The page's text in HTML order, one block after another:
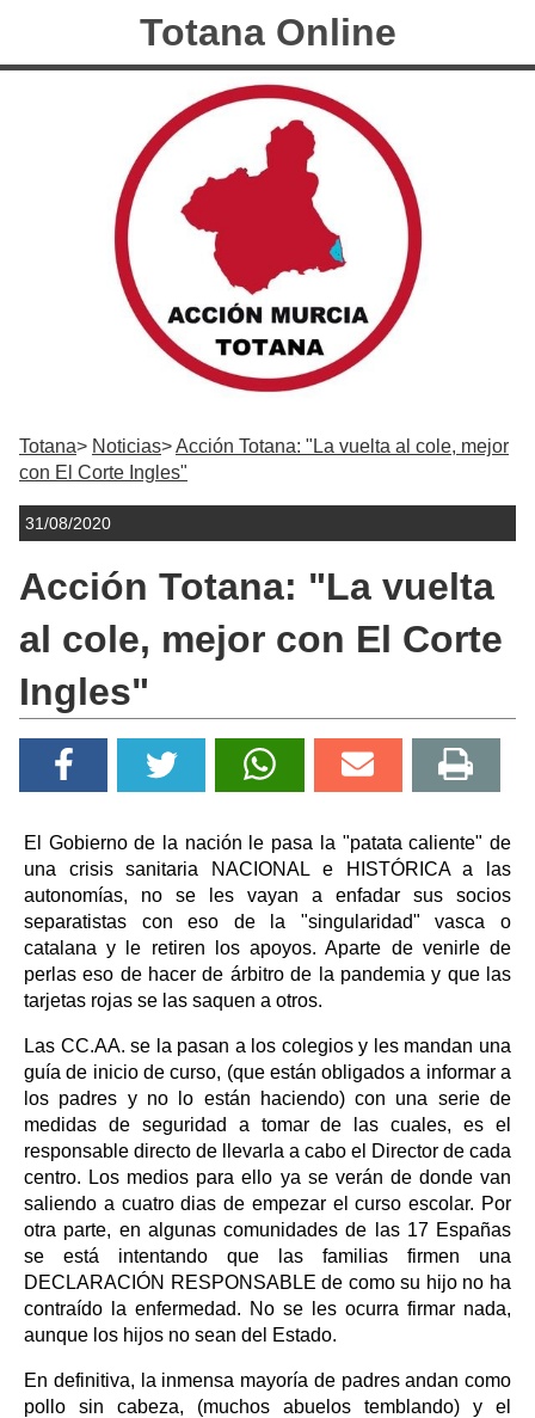
Totana Online
Totana Noticias
Acción Totana: "La vuelta al cole, mejor
con El Corte Ingles"
31/08/2020
Acción Totana: "La vuelta
al cole, mejor con El Corte
Ingles"
El Gobierno de la nación le pasa la "patata caliente" de
una crisis sanitaria NACIONAL e HISTÓRICA a las
autonomías, no se les vayan a enfadar sus socios
separatistas con eso de la "singularidad" vasca o
catalana y le retiren los apoyos. Aparte de venirle de
perlas eso de hacer de árbitro de la pandemia y que las
tarjetas rojas se las saquen a otros.
Las CC.AA. se la pasan a los colegios y les mandan una
guía de inicio de curso, (que están obligados a informar a
los padres y no lo están haciendo) con una serie de
medidas de seguridad a tomar de las cuales, es el
responsable directo de llevarla a cabo el Director de cada
centro. Los medios para ello ya se verán de donde van
saliendo a cuatro dias de empezar el curso escolar. Por
otra parte, en algunas comunidades de las 17 Españas
se está intentando que las familias firmen una
DECLARACIÓN RESPONSABLE de como su hijo no ha
contraído la enfermedad. No se les ocurra firmar nada,
aunque los hijos no sean del Estado.
En definitiva, la inmensa mayoría de padres andan como
pollo sin cabeza, (muchos abuelos temblando) y el